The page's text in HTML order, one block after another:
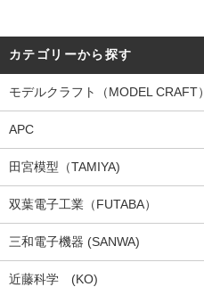
カテゴリーから探す
モデルクラフト（MODEL CRAFT）
APC
田宮模型（TAMIYA)
双葉電子工業（FUTABA）
三和電子機器 (SANWA)
近藤科学 (KO)